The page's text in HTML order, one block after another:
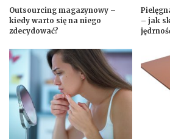
Outsourcing magazynowy –
kiedy warto się na niego
zdecydować?
– jak